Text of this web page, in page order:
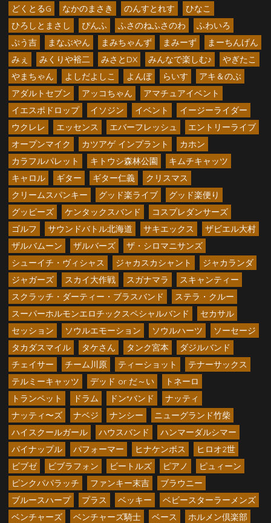
どくとるG なかのまさき のんすとれす
ひなこ
ひろしとまさし
ぴんふ ふさのねふさのわ
ふわいろ
ぷう吉
まなぶやん まみちゃんず まみーず
まーちんげん
みぇ
みくりや裕二 みさとDX みんなで楽しむ♪
やぎたこ
やまちゃん
よしだよしこ よんぼ らいす
アキ＆のぶ
アダルトセブン
アッコちゃん
アマチュアイベント
イエスポドロップ
イソジン イベント
イージーライダー
ウクレレ
エッセンス エバーフレッシュ
エントリーライブ
オープンマイク
カツアゲ インプラント
カホン
カラフルパレット
キトウシ森林公園
キムチキャッツ
キャロル
ギター ギター仁義
クリスマス
クリームスパンキー
グッド楽ライブ
グッド楽便り
グッピーズ
ケンタックスバンド
コスプレダンサーズ
ゴルフ
サウンドバトル北海道 サキエックス
ザビエル大村
ザルバムーン
ザルバーズ
ザ・シロマニサンズ
シューイチ・ヴィシャス
ジャカスカシャント
ジャカランダ
ジャガーズ
スカイ大作戦 スガナマラ
スキャンティー
スクラッチ・ダーティー・ブラスバンド
ステラ・クルー
スーパーホルモンエロチックスペシャルバンド
セカサル
セッション
ソウルエモーション ソウルハーツ
ソーセージ
タカダスマイル
タケさん タンク宮本
ダジルバンド
チェイサー
チーム川原 ティーショット
テナーサックス
テルミーキャッツ
デッド or だ～い
トネーロ
トランペット
ドラム ドン*バンド
ナッティ
ナッティ〜ズ
ナベジ ナンシー
ニューグランド竹柴
ハイスクールガール
ハウスバンド
ハンマーダルシマー
パイナップル
パフォーマー ヒナケンボス
ヒロオ2世
ビブゼ
ビブラフォン ビートルズ ピアノ
ピュィーン
ピンクパパラッチ
ファンキー末吉
ブラウニー
ブルースハープ
プラス ベッキー
ベビースターラーメンズ
ベンチャーズ
ベンチャーズ騎士 ベース
ホルメン倶楽部